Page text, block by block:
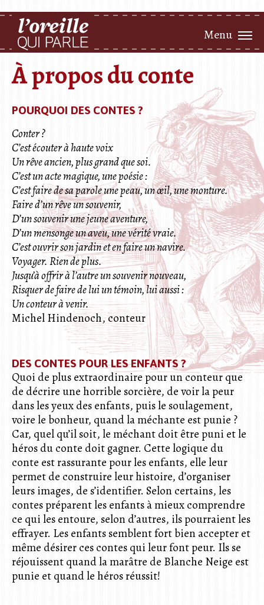
Menu
À propos du conte
POURQUOI DES CONTES ?
Conter ?
C’est écouter à haute voix
Un rêve ancien, plus grand que soi.
C’est un acte magique, une poésie :
C’est faire de sa parole une peau, un œil, une monture.
Faire d’un rêve un souvenir,
D’un souvenir une jeune aventure,
D’un mensonge un aveu, une vérité vraie.
C’est ouvrir son jardin et en faire un navire.
Voyager. Rien de plus.
Jusqu’à offrir à l’autre un souvenir nouveau,
Risquer de faire de lui un témoin, lui aussi :
Un conteur à venir.
Michel Hindenoch, conteur
DES CONTES POUR LES ENFANTS ?
Quoi de plus extraordinaire pour un conteur que
de décrire une horrible sorcière, de voir la peur
dans les yeux des enfants, puis le soulagement,
voire le bonheur, quand la méchante est punie ?
Car, quel qu’il soit, le méchant doit être puni et le
héros du conte doit gagner. Cette logique du
conte est rassurante pour les enfants, elle leur
permet de construire leur histoire, d’organiser
leurs images, de s’identifier. Selon certains, les
contes préparent les enfants à mieux comprendre
ce qui les entoure, selon d’autres, ils pourraient les
effrayer. Les enfants semblent fort bien accepter et
même désirer ces contes qui leur font peur. Ils se
réjouissent quand la marâtre de Blanche Neige est
punie et quand le héros réussit!